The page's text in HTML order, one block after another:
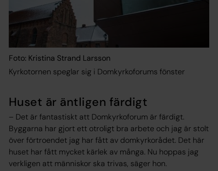
Foto: Kristina Strand Larsson
Kyrkotornen speglar sig i Domkyrkoforums fönster
Huset är äntligen färdigt
– Det är fantastiskt att Domkyrkoforum är färdigt.
Byggarna har gjort ett otroligt bra arbete och jag är stolt
över förtroendet jag har fått av domkyrkorådet. Det här
huset har fått mycket kärlek av många. Nu hoppas jag
verkligen att människor ska trivas, säger hon.